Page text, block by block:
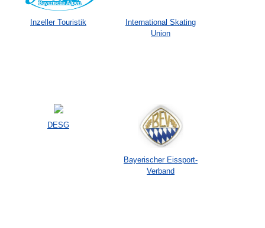
Inzeller Touristik
International Skating
Union
DESG
Bayerischer Eissport-
Verband